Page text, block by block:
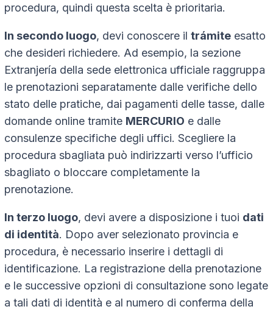
procedura, quindi questa scelta è prioritaria.
In secondo luogo, devi conoscere il trámite esatto
che desideri richiedere. Ad esempio, la sezione
Extranjería della sede elettronica ufficiale raggruppa
le prenotazioni separatamente dalle verifiche dello
stato delle pratiche, dai pagamenti delle tasse, dalle
domande online tramite MERCURIO e dalle
consulenze specifiche degli uffici. Scegliere la
procedura sbagliata può indirizzarti verso l’ufficio
sbagliato o bloccare completamente la
prenotazione.
In terzo luogo, devi avere a disposizione i tuoi dati
di identità. Dopo aver selezionato provincia e
procedura, è necessario inserire i dettagli di
identificazione. La registrazione della prenotazione
e le successive opzioni di consultazione sono legate
a tali dati di identità e al numero di conferma della